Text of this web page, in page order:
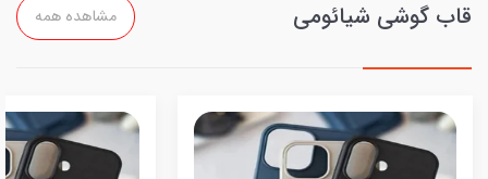
قاب گوشی شیائومی مشاهده همه